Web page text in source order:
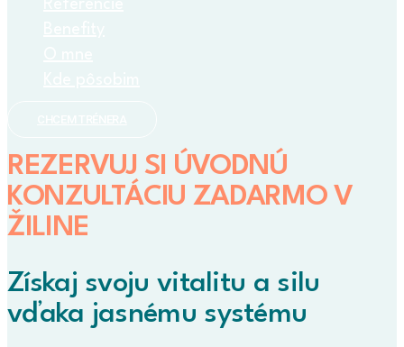
REZERVUJ SI ÚVODNÚ
KONZULTÁCIU ZADARMO V
ŽILINE
Získaj svoju vitalitu a silu
vďaka jasnému systému